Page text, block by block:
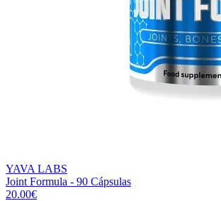
YAVA LABS
Joint Formula - 90 Cápsulas
20.00€